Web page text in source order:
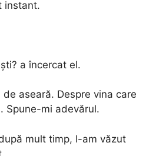
instant.
a încercat el.
aseară. Despre vina care
Spune-mi adevărul.
mult timp, l-am văzut